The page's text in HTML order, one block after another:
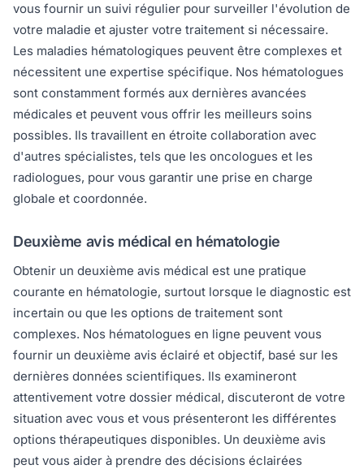
vous fournir un suivi régulier pour surveiller l'évolution de
votre maladie et ajuster votre traitement si nécessaire.
Les maladies hématologiques peuvent être complexes et
nécessitent une expertise spécifique. Nos hématologues
sont constamment formés aux dernières avancées
médicales et peuvent vous offrir les meilleurs soins
possibles. Ils travaillent en étroite collaboration avec
d'autres spécialistes, tels que les oncologues et les
radiologues, pour vous garantir une prise en charge
globale et coordonnée.
Deuxième avis médical en hématologie
Obtenir un deuxième avis médical est une pratique
courante en hématologie, surtout lorsque le diagnostic est
incertain ou que les options de traitement sont
complexes. Nos hématologues en ligne peuvent vous
fournir un deuxième avis éclairé et objectif, basé sur les
dernières données scientifiques. Ils examineront
attentivement votre dossier médical, discuteront de votre
situation avec vous et vous présenteront les différentes
options thérapeutiques disponibles. Un deuxième avis
peut vous aider à prendre des décisions éclairées